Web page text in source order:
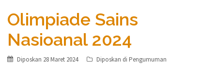
Olimpiade Sains
Nasioanal 2024
Diposkan 28 Maret 2024 Diposkan di Pengumuman